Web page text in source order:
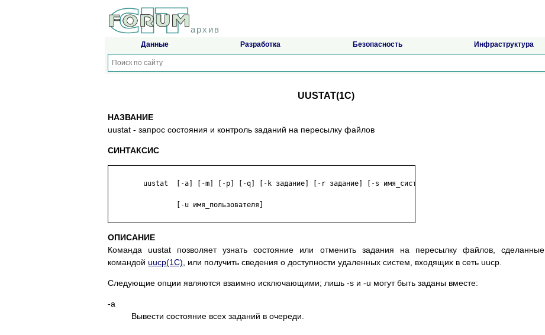
архив
Данные Разработка Безопасность Инфраструктура
UUSTAT(1C)
НАЗВАНИЕ
uustat - запрос состояния и контроль заданий на пересылку файлов
СИНТАКСИС
ОПИСАНИЕ
Команда uustat позволяет узнать состояние или отменить задания на пересылку файлов, сделанные
командой uucp(1C) , или получить сведения о доступности удаленных систем, входящих в сеть uucp.
Следующие опции являются взаимно исключающими; лишь -s и -u могут быть заданы вместе:
-a
Вывести состояние всех заданий в очереди.